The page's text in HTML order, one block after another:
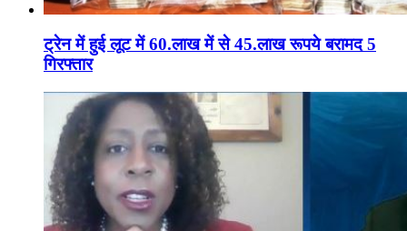
ट्रेन में हुई लूट में 60.लाख में से 45.लाख रूपये बरामद 5
गिरफ्तार